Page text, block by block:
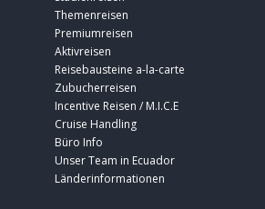
Themenreisen
Premiumreisen
Aktivreisen
Reisebausteine a-la-carte
Zubucherreisen
Incentive Reisen / M.I.C.E
Cruise Handling
Büro Info
Unser Team in Ecuador
Länderinformationen